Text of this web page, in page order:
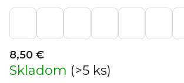
8,50 €
Skladom (>5 ks)